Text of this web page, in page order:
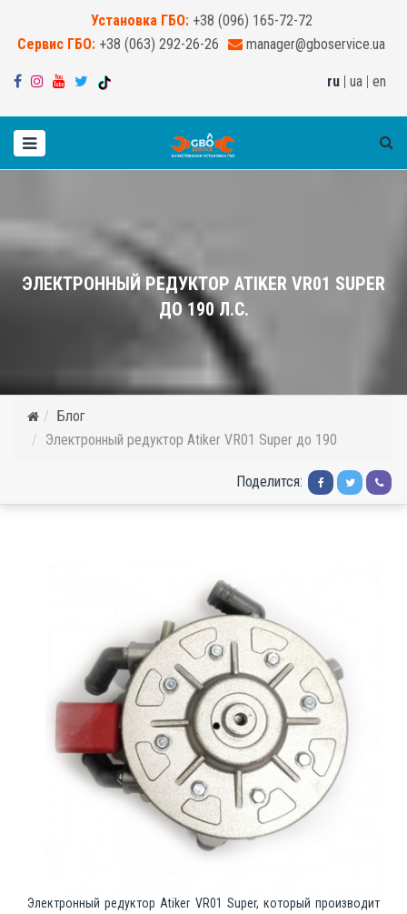
Установка ГБО: +38 (096) 165-72-72
Сервис ГБО: +38 (063) 292-26-26 manager@gboservice.ua
ru | ua | en
ЭЛЕКТРОННЫЙ РЕДУКТОР ATIKER VR01 SUPER
ДО 190 Л.С.
Блог
Электронный редуктор Atiker VR01 Super до 190
Поделится:
Электронный редуктор Atiker VR01 Super, который производит